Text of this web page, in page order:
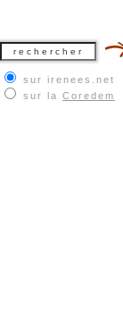
sur irenees.net
sur la Coredem